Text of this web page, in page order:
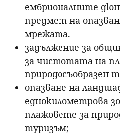
ембрионалните
предмет на
мрежата.
задължение за
за чистотата на
природосъобразен
опазване на
еднокилометрова
плажовете за
туризъм;